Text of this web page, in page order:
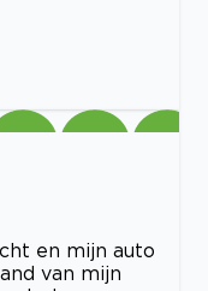
en mijn auto
van mijn